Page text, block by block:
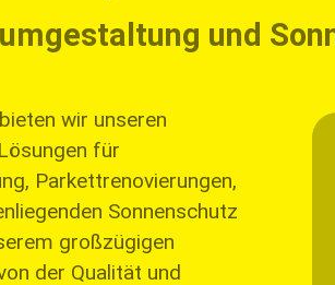
und
wir unseren
für
Parkettrenovierungen,
Sonnenschutz
großzügigen
der Qualität und